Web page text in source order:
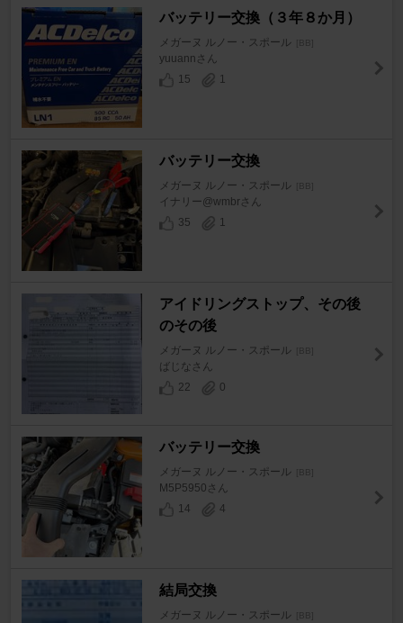
バッテリー交換（３年８か月）
メガーヌ ルノー・スポール [BB]
yuuannさん
15
1
バッテリー交換
メガーヌ ルノー・スポール [BB]
イナリー@wmbrさん
35
1
アイドリングストップ、その後
のその後
メガーヌ ルノー・スポール [BB]
ばじなさん
22
0
バッテリー交換
メガーヌ ルノー・スポール [BB]
M5P5950さん
14
4
結局交換
メガーヌ ルノー・スポール [BB]